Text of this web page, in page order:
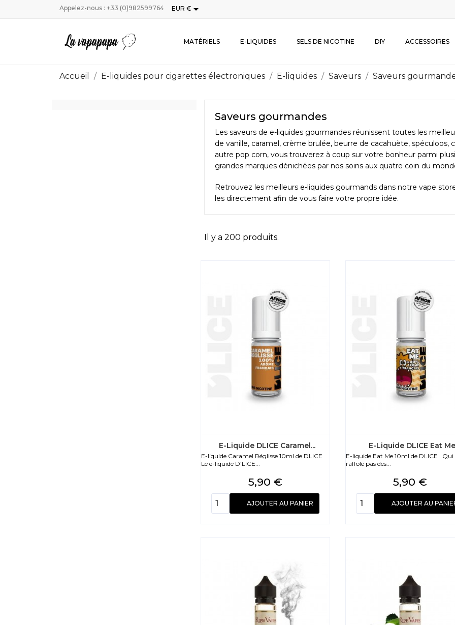
Appelez-nous : +33 (0)982599764 EUR €
MATÉRIELS E-LIQUIDES SELS DE NICOTINE DIY ACCESSOIRES
Accueil E-liquides pour cigarettes électroniques E-liquides Saveurs Saveurs
Saveurs gourmandes
Les saveurs de e-liquides gourmandes réunissent toutes les
de vanille, caramel, crème brulée, beurre de cacahuète,
autre pop corn, vous trouverez à coup sur votre bonheur parmi
grandes marques dénichées par nos soins aux quatre coin du
Retrouvez les meilleurs e-liquides gourmands dans notre vape
les directement afin de vous faire votre propre idée.
Il y a 200 produits.
E-Liquide DLICE Caramel...
E-liquide Caramel Réglisse 10ml de DLICE
Le e-liquide D’LICE...
Prix
5,90 €
AJOUTER AU PANIER
E-Liquide DLICE Eat Me
E-liquide Eat Me 10ml de DLICE Qui
raffole pas des...
Prix
5,90 €
AJOUTER AU